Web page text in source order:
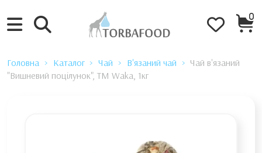
0
Головна Каталог Чай В'язаний чай
Чай в'язаний
"Вишневий поцілунок", TM Waka, 1кг